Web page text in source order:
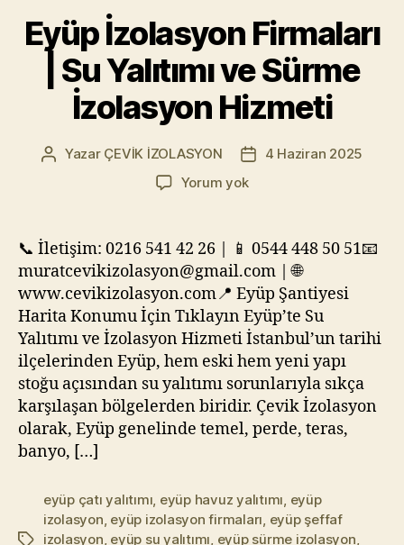
Eyüp İzolasyon Firmaları
| Su Yalıtımı ve Sürme
İzolasyon Hizmeti
Yazının
Yazar ÇEVİK İZOLASYON
Yazı4 Haziran 2025
Yorum yokEyüp
Yalıtımı
ve
Sürme
İzolasyon
Hizmeti
📞 İletişim: 0216 541 42 26 | 📱 0544 448 50 51📧
muratcevikizolasyon@gmail.com | 🌐
www.cevikizolasyon.com📍 Eyüp Şantiyesi
Harita Konumu İçin Tıklayın Eyüp’te Su
Yalıtımı ve İzolasyon Hizmeti İstanbul’un tarihi
ilçelerinden Eyüp, hem eski hem yeni yapı
stoğu açısından su yalıtımı sorunlarıyla sıkça
karşılaşan bölgelerden biridir. Çevik İzolasyon
olarak, Eyüp genelinde temel, perde, teras,
banyo, […]
Etiketler
eyüp çatı yalıtımı, eyüp havuz yalıtımı, eyüp
izolasyon, eyüp izolasyon firmaları, eyüp şeffaf
izolasyon, eyüp su yalıtımı, eyüp sürme izolasyon,